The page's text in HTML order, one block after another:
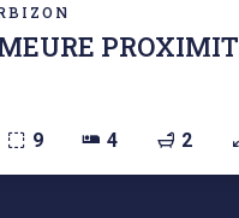
9 4 2